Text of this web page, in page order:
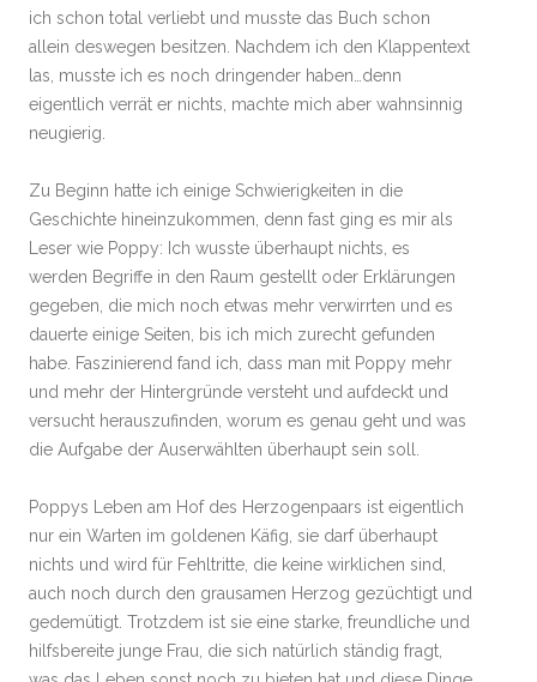
ich schon total verliebt und musste das Buch schon
allein deswegen besitzen. Nachdem ich den Klappentext
las, musste ich es noch dringender haben…denn
eigentlich verrät er nichts, machte mich aber wahnsinnig
neugierig.
Zu Beginn hatte ich einige Schwierigkeiten in die
Geschichte hineinzukommen, denn fast ging es mir als
Leser wie Poppy: Ich wusste überhaupt nichts, es
werden Begriffe in den Raum gestellt oder Erklärungen
gegeben, die mich noch etwas mehr verwirrten und es
dauerte einige Seiten, bis ich mich zurecht gefunden
habe. Faszinierend fand ich, dass man mit Poppy mehr
und mehr der Hintergründe versteht und aufdeckt und
versucht herauszufinden, worum es genau geht und was
die Aufgabe der Auserwählten überhaupt sein soll.
Poppys Leben am Hof des Herzogenpaars ist eigentlich
nur ein Warten im goldenen Käfig, sie darf überhaupt
nichts und wird für Fehltritte, die keine wirklichen sind,
auch noch durch den grausamen Herzog gezüchtigt und
gedemütigt. Trotzdem ist sie eine starke, freundliche und
hilfsbereite junge Frau, die sich natürlich ständig fragt,